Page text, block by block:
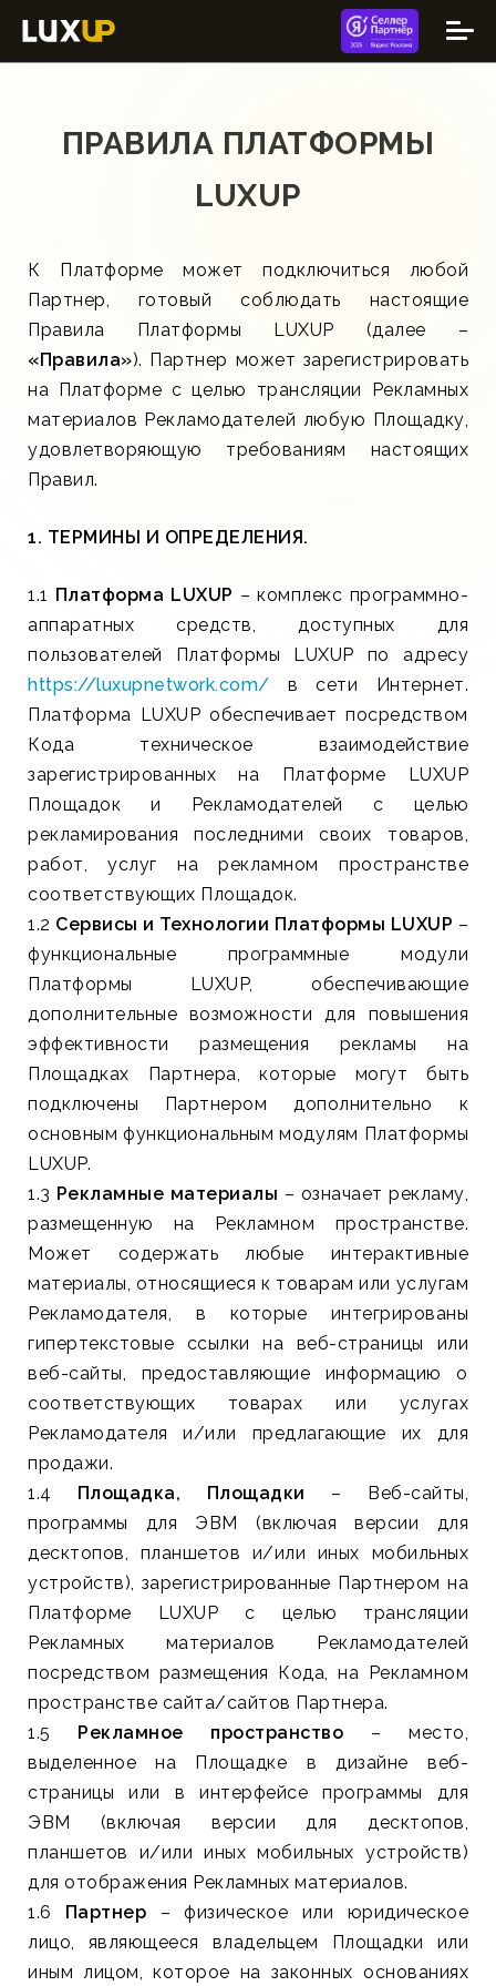
ПРАВИЛА ПЛАТФОРМЫ
LUXUP
К Платформе может подключиться любой
Партнер, готовый соблюдать настоящие
Правила Платформы LUXUP (далее –
«Правила»). Партнер может зарегистрировать
на Платформе с целью трансляции Рекламных
материалов Рекламодателей любую Площадку,
удовлетворяющую требованиям настоящих
Правил.
1. ТЕРМИНЫ И ОПРЕДЕЛЕНИЯ.
1.1 Платформа LUXUP – комплекс программно-
аппаратных средств, доступных для
пользователей Платформы LUXUP по адресу
https://luxupnetwork.com/ в сети Интернет.
Платформа LUXUP обеспечивает посредством
Кода техническое взаимодействие
зарегистрированных на Платформе LUXUP
Площадок и Рекламодателей с целью
рекламирования последними своих товаров,
работ, услуг на рекламном пространстве
соответствующих Площадок.
1.2 Сервисы и Технологии Платформы LUXUP –
функциональные программные модули
Платформы LUXUP, обеспечивающие
дополнительные возможности для повышения
эффективности размещения рекламы на
Площадках Партнера, которые могут быть
подключены Партнером дополнительно к
основным функциональным модулям Платформы
LUXUP.
1.3 Рекламные материалы – означает рекламу,
размещенную на Рекламном пространстве.
Может содержать любые интерактивные
материалы, относящиеся к товарам или услугам
Рекламодателя, в которые интегрированы
гипертекстовые ссылки на веб-страницы или
веб-сайты, предоставляющие информацию о
соответствующих товарах или услугах
Рекламодателя и/или предлагающие их для
продажи.
1.4 Площадка, Площадки – Веб-сайты,
программы для ЭВМ (включая версии для
десктопов, планшетов и/или иных мобильных
устройств), зарегистрированные Партнером на
Платформе LUXUP с целью трансляции
Рекламных материалов Рекламодателей
посредством размещения Кода, на Рекламном
пространстве сайта/сайтов Партнера.
1.5 Рекламное пространство – место,
выделенное на Площадке в дизайне веб-
страницы или в интерфейсе программы для
ЭВМ (включая версии для десктопов,
планшетов и/или иных мобильных устройств)
для отображения Рекламных материалов.
1.6 Партнер – физическое или юридическое
лицо, являющееся владельцем Площадки или
иным лицом, которое на законных основаниях